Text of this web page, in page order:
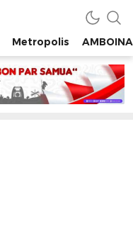
Metropolis AMBOINA